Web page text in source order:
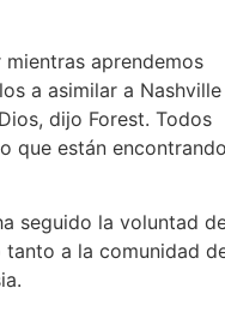
aprendemos
a asimilar a
dijo Forest. Todos
que están
seguido la voluntad
a la comunidad